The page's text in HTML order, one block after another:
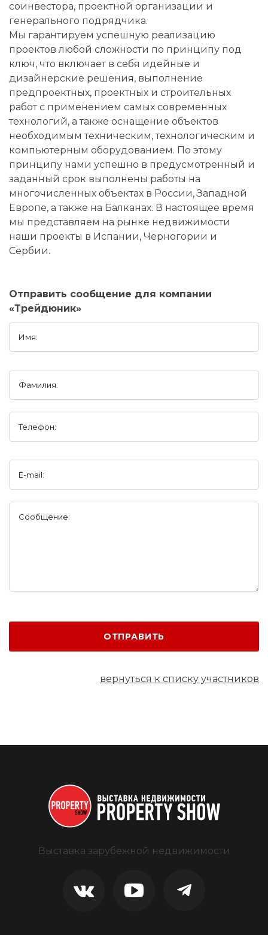
соинвестора, проектной организации и
генерального подрядчика.
Мы гарантируем успешную реализацию
проектов любой сложности по принципу под
ключ, что включает в себя идейные и
дизайнерские решения, выполнение
предпроектных, проектных и строительных
работ с применением самых современных
технологий, а также оснащение объектов
необходимым техническим, технологическим и
компьютерным оборудованием. По этому
принципу нами успешно в предусмотренный и
заданный срок выполнены работы на
многочисленных объектах в России, Западной
Европе, а также на Балканах. В настоящее время
мы представляем на рынке недвижимости
наши проекты в Испании, Черногории и
Сербии.
Отправить сообщение для компании
«Трейдюник»
Имя:
Фамилия:
Телефон:
E-mail:
Сообщение:
ОТПРАВИТЬ
вернуться к списку участников
Выставка зарубежной недвижимости